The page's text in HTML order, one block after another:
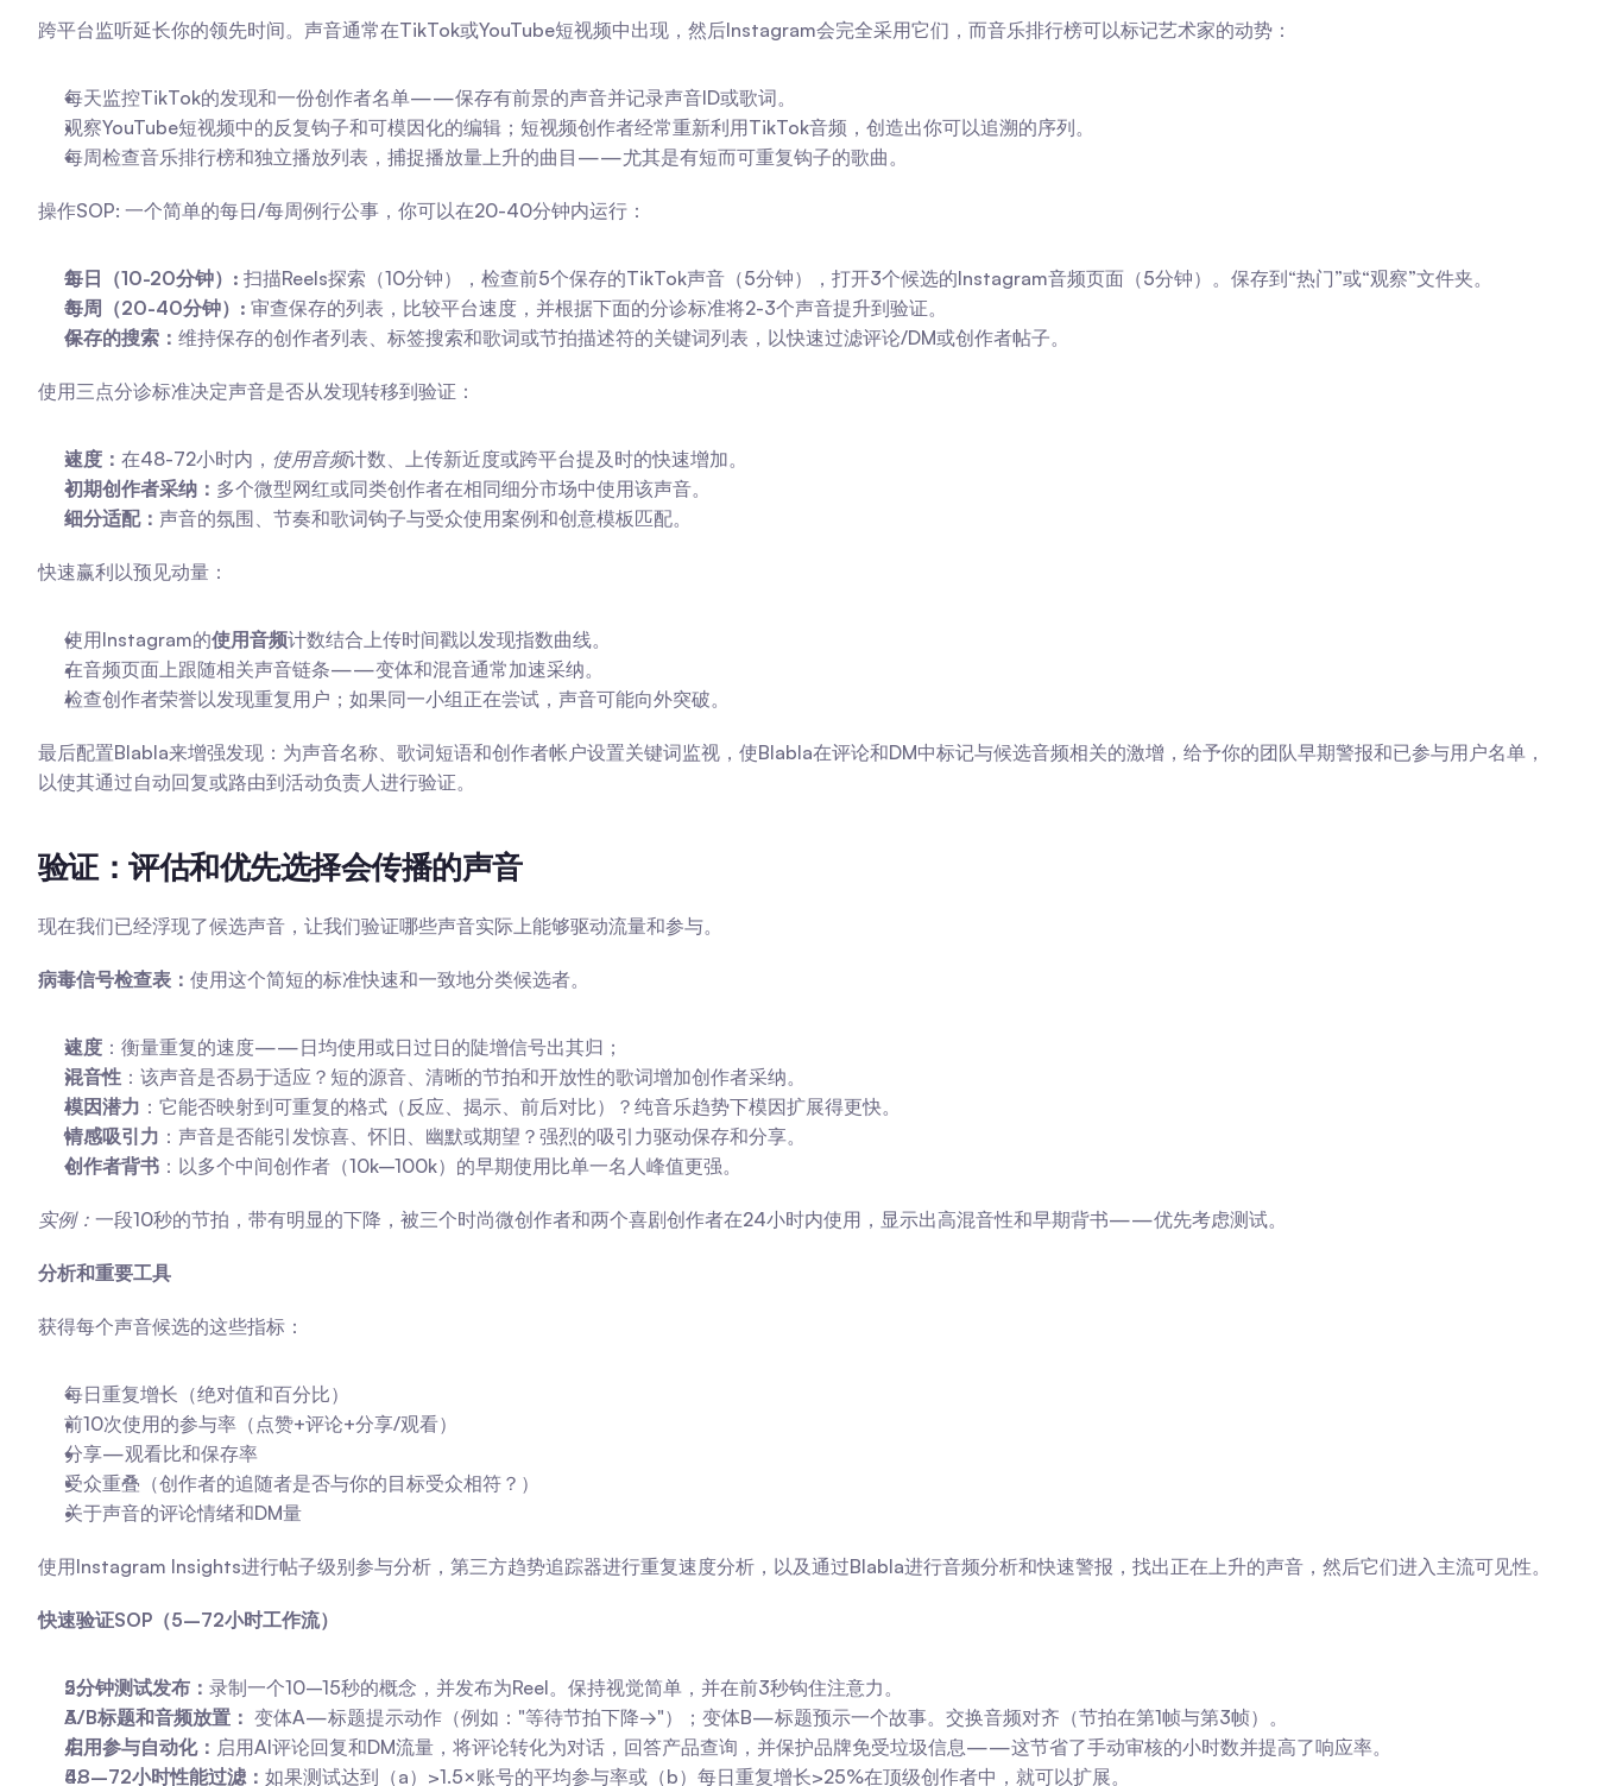
跨平台监听延长你的领先时间。声音通常在TikTok或YouTube短视频中出现，然后Instagram会完全采用它们，而音乐排行榜可以标记艺术家的动势：
每天监控TikTok的发现和一份创作者名单——保存有前景的声音并记录声音ID或歌词。
观察YouTube短视频中的反复钩子和可模因化的编辑；短视频创作者经常重新利用TikTok音频，创造出你可以追溯的序列。
每周检查音乐排行榜和独立播放列表，捕捉播放量上升的曲目——尤其是有短而可重复钩子的歌曲。
操作SOP: 一个简单的每日/每周例行公事，你可以在20-40分钟内运行：
每日（10-20分钟）: 扫描Reels探索（10分钟），检查前5个保存的TikTok声音（5分钟），打开3个候选的Instagram音频页面（5分钟）。保存到“热门”或“观察”文件夹。
每周（20-40分钟）: 审查保存的列表，比较平台速度，并根据下面的分诊标准将2-3个声音提升到验证。
保存的搜索： 维持保存的创作者列表、标签搜索和歌词或节拍描述符的关键词列表，以快速过滤评论/DM或创作者帖子。
使用三点分诊标准决定声音是否从发现转移到验证：
速度： 在48-72小时内， 使用音频计数、上传新近度或跨平台提及时的快速增加。
初期创作者采纳： 多个微型网红或同类创作者在相同细分市场中使用该声音。
细分适配： 声音的氛围、节奏和歌词钩子与受众使用案例和创意模板匹配。
快速赢利以预见动量：
使用Instagram的使用音频计数结合上传时间戳以发现指数曲线。
在音频页面上跟随相关声音链条——变体和混音通常加速采纳。
检查创作者荣誉以发现重复用户；如果同一小组正在尝试，声音可能向外突破。
最后配置Blabla来增强发现：为声音名称、歌词短语和创作者帐户设置关键词监视，使Blabla在评论和DM中标记与候选音频相关的激增，给予你的团队早期警报和已参与用户名单，
以使其通过自动回复或路由到活动负责人进行验证。
验证：评估和优先选择会传播的声音
现在我们已经浮现了候选声音，让我们验证哪些声音实际上能够驱动流量和参与。
病毒信号检查表： 使用这个简短的标准快速和一致地分类候选者。
速度 ：衡量重复的速度——日均使用或日过日的陡增信号出其归；
混音性 ：该声音是否易于适应？短的源音、清晰的节拍和开放性的歌词增加创作者采纳。
模因潜力 ：它能否映射到可重复的格式（反应、揭示、前后对比）？纯音乐趋势下模因扩展得更快。
情感吸引力 ：声音是否能引发惊喜、怀旧、幽默或期望？强烈的吸引力驱动保存和分享。
创作者背书 ：以多个中间创作者（10k–100k）的早期使用比单一名人峰值更强。
实例： 一段10秒的节拍，带有明显的下降，被三个时尚微创作者和两个喜剧创作者在24小时内使用，显示出高混音性和早期背书——优先考虑测试。
分析和重要工具
获得每个声音候选的这些指标：
每日重复增长（绝对值和百分比）
前10次使用的参与率（点赞+评论+分享/观看）
分享—观看比和保存率
受众重叠（创作者的追随者是否与你的目标受众相符？）
关于声音的评论情绪和DM量
使用Instagram Insights进行帖子级别参与分析，第三方趋势追踪器进行重复速度分析，以及通过Blabla进行音频分析和快速警报，找出正在上升的声音，然后它们进入主流可见性。
快速验证SOP（5–72小时工作流）
5分钟测试发布： 录制一个10–15秒的概念，并发布为Reel。保持视觉简单，并在前3秒钩住注意力。
A/B标题和音频放置： 变体A—标题提示动作（例如："等待节拍下降→"）；变体B—标题预示一个故事。交换音频对齐（节拍在第1帧与第3帧）。
启用参与自动化： 启用AI评论回复和DM流量，将评论转化为对话，回答产品查询，并保护品牌免受垃圾信息——这节省了手动审核的小时数并提高了响应率。
48–72小时性能过滤： 如果测试达到（a）>1.5×账号的平均参与率或（b）每日重复增长>25%在顶级创作者中，就可以扩展。